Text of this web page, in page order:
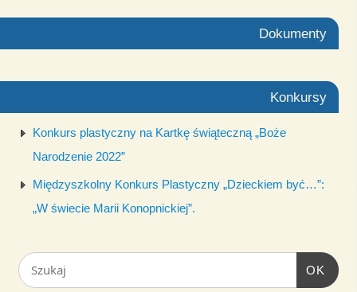
Dokumenty
Konkursy
Konkurs plastyczny na Kartkę świąteczną „Boże
Narodzenie 2022”
Międzyszkolny Konkurs Plastyczny „Dzieckiem być…”:
„W świecie Marii Konopnickiej”.
OK